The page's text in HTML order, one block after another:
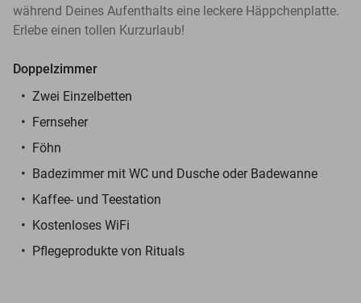
während Deines Aufenthalts eine leckere Häppchenplatte.
Erlebe einen tollen Kurzurlaub!
Doppelzimmer
Zwei Einzelbetten
Fernseher
Föhn
Badezimmer mit WC und Dusche oder Badewanne
Kaffee- und Teestation
Kostenloses WiFi
Pflegeprodukte von Rituals